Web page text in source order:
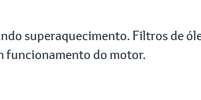
superaquecimento. Filtros de
funcionamento do motor.